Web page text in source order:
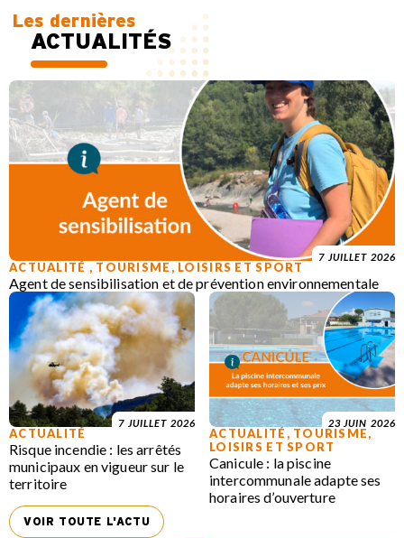
Les dernières
ACTUALITÉS
7 JUILLET 2026
ACTUALITÉ , TOURISME, LOISIRS ET SPORT
Agent de sensibilisation et de prévention environnementale
7 JUILLET 2026
ACTUALITÉ
Risque incendie : les arrêtés
municipaux en vigueur sur le
territoire
23 JUIN 2026
ACTUALITÉ , TOURISME,
LOISIRS ET SPORT
Canicule : la piscine
intercommunale adapte ses
horaires d’ouverture
VOIR TOUTE L'ACTU